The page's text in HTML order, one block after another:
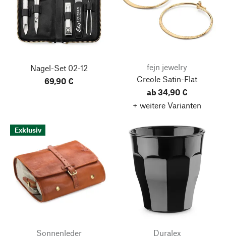
Nagel-Set 02-12
69,90 €
fejn jewelry
Creole Satin-Flat
ab 34,90 €
+ weitere Varianten
Exklusiv
Sonnenleder
Duralex